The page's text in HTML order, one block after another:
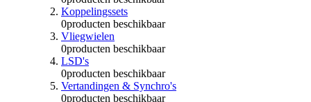
Koppelingssets
0producten beschikbaar
Vliegwielen
0producten beschikbaar
LSD's
0producten beschikbaar
Vertandingen & Synchro's
0producten beschikbaar